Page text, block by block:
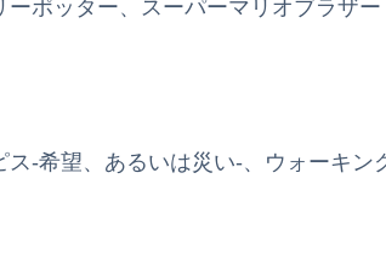
ポッター、スーパーマリオブラザー
‐希望、あるいは災い‐、ウォーキン